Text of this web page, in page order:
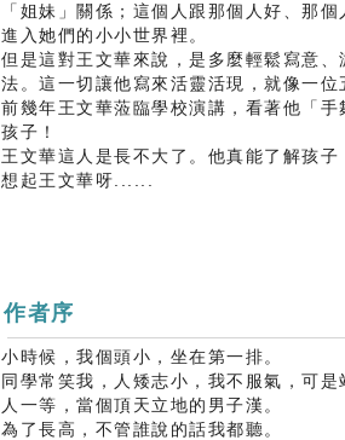
「姐妹」關係；這個人跟那個人好、那
進入她們的小小世界裡。
但是這對王文華來說，是多麼輕鬆寫意
法。這一切讓他寫來活靈活現，就像一
前幾年王文華蒞臨學校演講，看著他「
孩子！
王文華這人是長不大了。他真能了解孩子
想起王文華呀......
作者序
小時候，我個頭小，坐在第一排。
同學常笑我，人矮志小，我不服氣，可
人一等，當個頂天立地的男子漢。
為了長高，不管誰說的話我都聽。